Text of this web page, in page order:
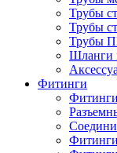
Трубы
Трубы
Трубы
Шланги
Фитинги